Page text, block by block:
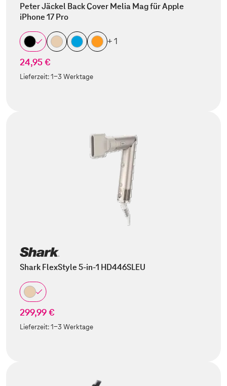
Peter Jäckel Back Cover Melia Mag für Apple
iPhone 17 Pro
+ 1
24,95 €
Lieferzeit:1-3 Werktage
Shark FlexStyle 5-in-1 HD446SLEU
299,99 €
Lieferzeit:1-3 Werktage